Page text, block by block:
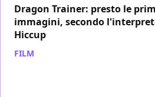
Dragon Trainer: presto le
immagini, secondo
Hiccup
FILM